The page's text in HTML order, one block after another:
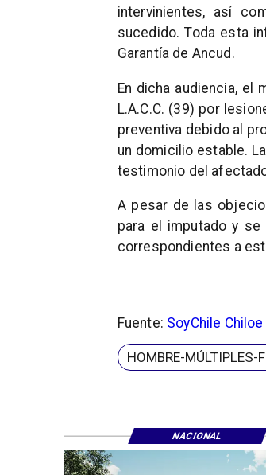
intervinientes, así
sucedido. Toda esta
Garantía de Ancud.
En dicha audiencia, el
L.A.C.C. (39) por
preventiva debido al
un domicilio estable.
testimonio del
A pesar de las
para el imputado y
correspondientes a
Fuente: SoyChile Chiloe
HOMBRE-MÚLTIPLES-
NACIONAL